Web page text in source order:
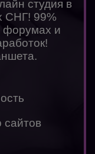
студия в
СНГ! 99%
форумах и
сайтов